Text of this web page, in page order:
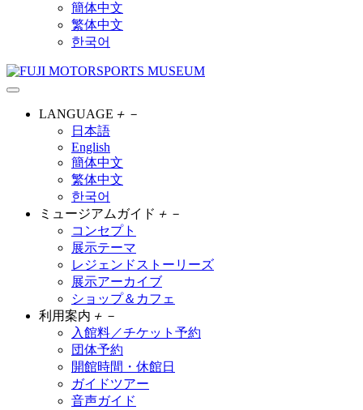
簡体中文
繁体中文
한국어
LANGUAGE ＋ －
日本語
English
簡体中文
繁体中文
한국어
ミュージアムガイド ＋ －
コンセプト
展示テーマ
レジェンドストーリーズ
展示アーカイブ
ショップ＆カフェ
利用案内 ＋ －
入館料／チケット予約
団体予約
開館時間・休館日
ガイドツアー
音声ガイド